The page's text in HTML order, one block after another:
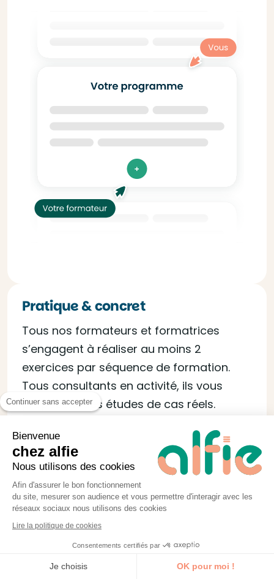
Pratique & concret
Tous nos formateurs et formatrices
s’engagent à réaliser au moins 2
exercices par séquence de formation.
Tous consultants en activité, ils vous
proposent des études de cas réels.
Continuer sans accepter
Bienvenue
chez alfie
Nous utilisons des cookies
Afin d'assurer le bon fonctionnement
du site, mesurer son audience et vous permettre d'interagir avec les
réseaux sociaux nous utilisons des cookies
Lire la politique de cookies
Consentements certifiés par
Je choisis OK pour moi !